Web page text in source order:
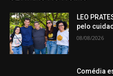
LEO
pelo
08/08/2026
Comédia